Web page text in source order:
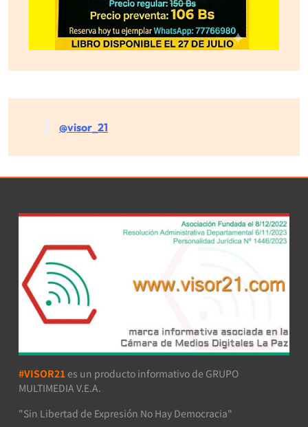
@visor_21
#VISOR21 es un producto informativo de GRUPO
MULTIMEDIA V.E.A.
"Sin Libertad de Expresión No Hay Democracia"